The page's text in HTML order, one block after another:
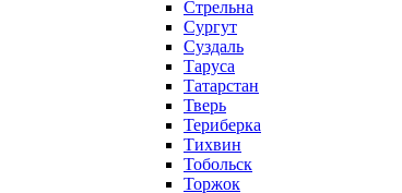
Стрельна
Сургут
Суздаль
Таруса
Татарстан
Тверь
Териберка
Тихвин
Тобольск
Торжок